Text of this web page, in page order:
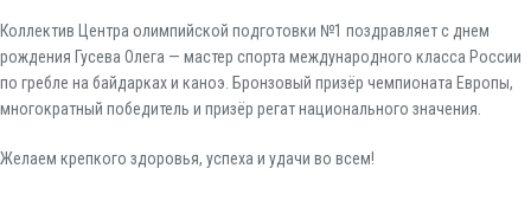
Коллектив Центра олимпийской подготовки №1 поздравляет с днем
рождения Гусева Олега — мастер спорта международного класса России
по гребле на байдарках и каноэ. Бронзовый призёр чемпионата Европы,
многократный победитель и призёр регат национального значения.
Желаем крепкого здоровья, успеха и удачи во всем!